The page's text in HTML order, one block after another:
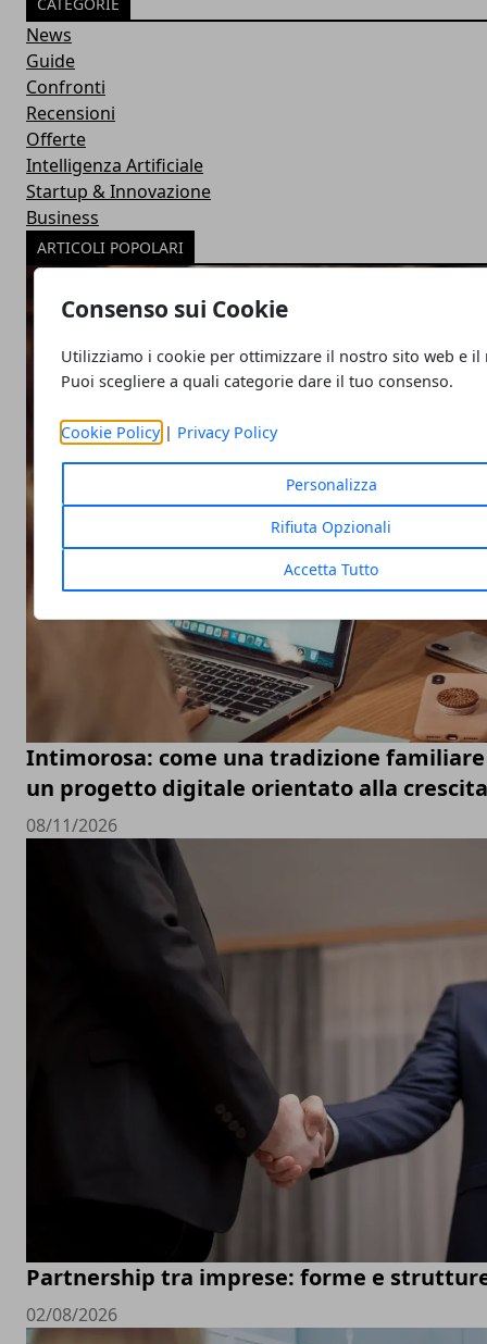
Consenso sui Cookie
Utilizziamo i cookie per ottimizzare il nostro sito web e il
Puoi scegliere a quali categorie dare il tuo consenso.
Cookie Policy| Privacy Policy
Personalizza
Rifiuta Opzionali
Accetta Tutto
News
Guide
Confronti
Recensioni
Offerte
Intelligenza Artificiale
Startup & Innovazione
Business
ARTICOLI POPOLARI
Intimorosa: come una tradizione
un progetto digitale orientato alla
08/11/2026
Partnership tra imprese: forme e
02/08/2026